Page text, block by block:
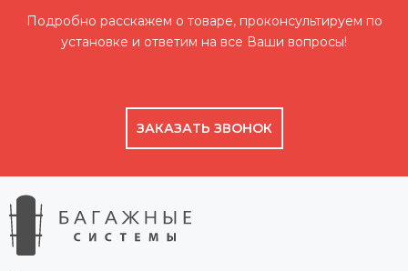
Подробно расскажем о товаре, проконсультируем по
установке и ответим на все Ваши вопросы!
ЗАКАЗАТЬ ЗВОНОК